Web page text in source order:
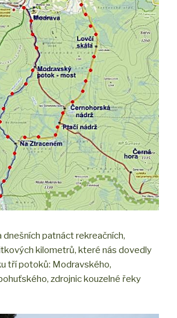
dnešních patnáct rekreačních,
kilometrů, které nás dovedly
tří potoků: Modravského,
zdrojnic kouzelné řeky